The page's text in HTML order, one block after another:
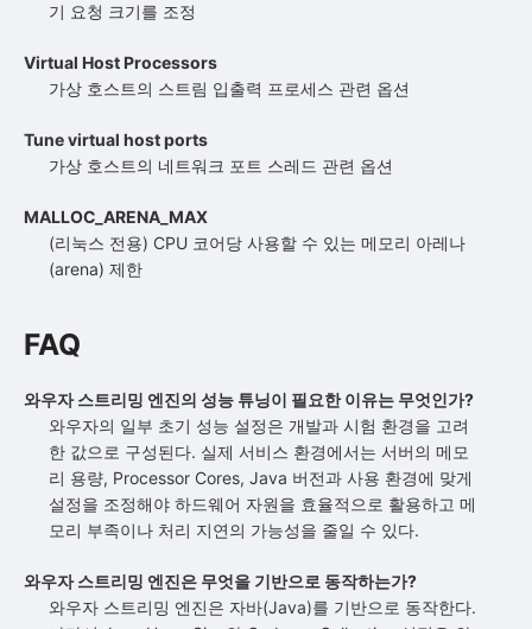
기 요청 크기를 조정
Virtual Host Processors
가상 호스트의 스트림 입출력 프로세스 관련 옵션
Tune virtual host ports
가상 호스트의 네트워크 포트 스레드 관련 옵션
MALLOC_ARENA_MAX
(리눅스 전용) CPU 코어당 사용할 수 있는 메모리 아레나
(arena) 제한
FAQ
와우자 스트리밍 엔진의 성능 튜닝이 필요한 이유는 무엇인가?
와우자의 일부 초기 성능 설정은 개발과 시험 환경을 고려
한 값으로 구성된다. 실제 서비스 환경에서는 서버의 메모
리 용량, Processor Cores, Java 버전과 사용 환경에 맞게
설정을 조정해야 하드웨어 자원을 효율적으로 활용하고 메
모리 부족이나 처리 지연의 가능성을 줄일 수 있다.
와우자 스트리밍 엔진은 무엇을 기반으로 동작하는가?
와우자 스트리밍 엔진은 자바(Java)를 기반으로 동작한다.